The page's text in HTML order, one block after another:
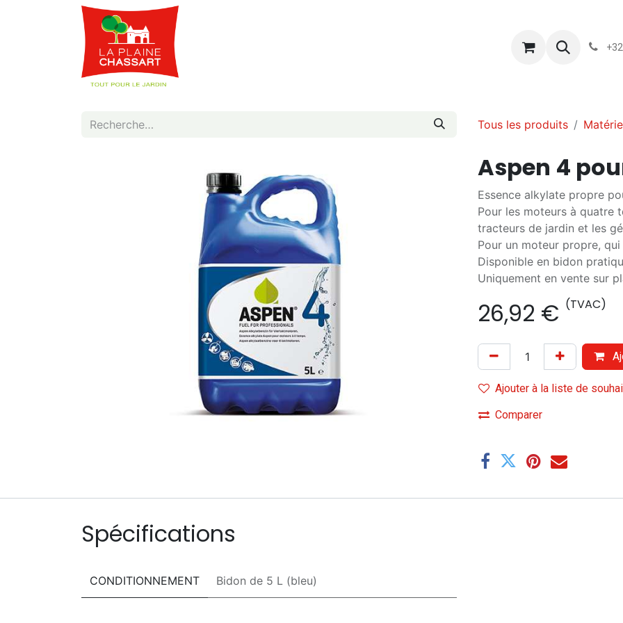
Conditions-
Tous les produits
Aspen 4
Essence alkylate propre
Pour les moteurs à quatre
tracteurs de jardin et les
Pour un moteur propre,
Disponible en bidon
Uniquement en vente sur
26,92 € (TVAC)
Ajouter à la liste de
Comparer
Spécifications
CONDITIONNEMENT Bidon de 5 L (bleu)